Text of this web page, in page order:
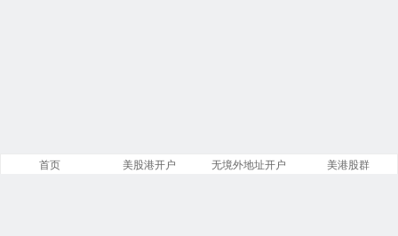
首页 美股港开户 无境外地址开户 美港股群